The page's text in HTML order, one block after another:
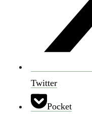
Twitter
Pocket